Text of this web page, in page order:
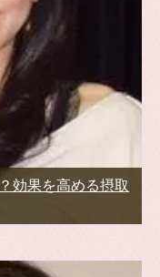
効果を高める摂取